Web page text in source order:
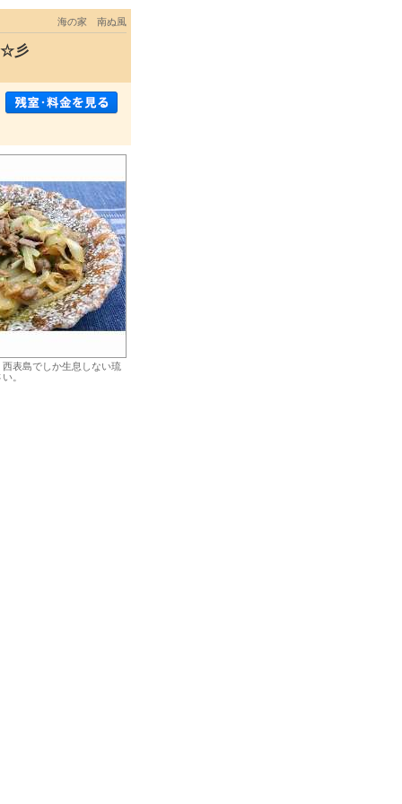
海の家 南ぬ風
☆彡
表島でしか生息しない琉
。